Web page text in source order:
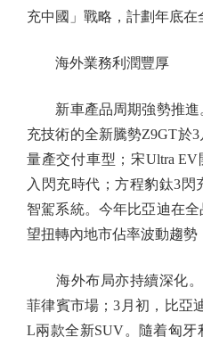
充中國」戰略，計劃年底在
海外業務利潤豐厚
新車產品周期強勢推進
充技術的全新騰勢Z9GT於
量產交付車型；宋Ultra
入閃充時代；方程豹鈦3
智駕系統。今年比亞迪在
望扭轉內地市佔率波動趨勢
海外布局亦持續深化。
菲律賓市場；3月初，比亞
L兩款全新SUV。隨着匈牙